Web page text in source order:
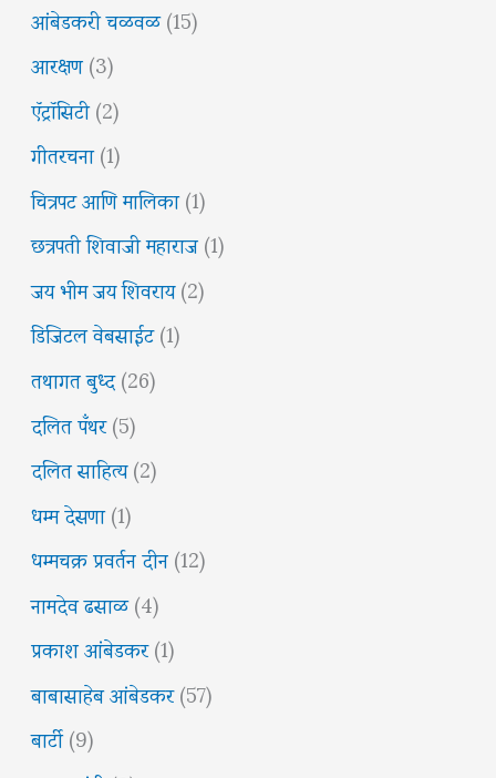
आंबेडकरी चळवळ(15)
आरक्षण(3)
ऍट्रॉसिटी(2)
गीतरचना(1)
चित्रपट आणि मालिका(1)
छत्रपती शिवाजी महाराज(1)
जय भीम जय शिवराय(2)
डिजिटल वेबसाईट(1)
तथागत बुध्द(26)
दलित पँथर(5)
दलित साहित्य(2)
धम्म देसणा(1)
धम्मचक्र प्रवर्तन दीन(12)
नामदेव ढसाळ(4)
प्रकाश आंबेडकर(1)
बाबासाहेब आंबेडकर(57)
बार्टी(9)